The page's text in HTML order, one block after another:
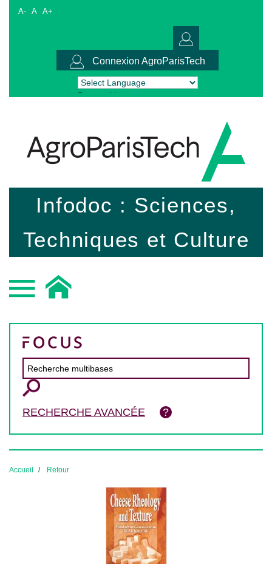
A- A A+
Connexion AgroParisTech
Powered by Translate
Infodoc : Sciences,
Techniques et Culture
RECHERCHE AVANCÉE
Accueil Retour